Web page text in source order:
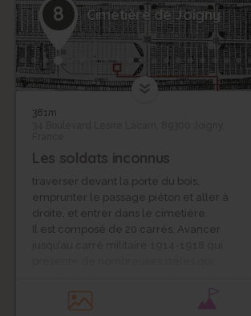
6
5
3
8 Cimetière de Joigny
381m
Les soldats inconnus
traverser devant la porte du bois,
emprunter le passage piéton et aller à
droite, et entrer dans le cimetière.
Il est composé de 20 carrés. Avancer
laïcs et les croyants de différentes religions.
Certaines sépultures renferment deux